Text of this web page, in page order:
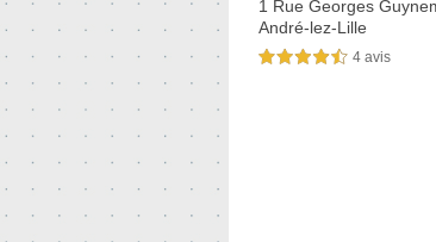
sychologie
1 Rue Georges
André-lez-Lille
4,5 étoiles sur 5 4 avis